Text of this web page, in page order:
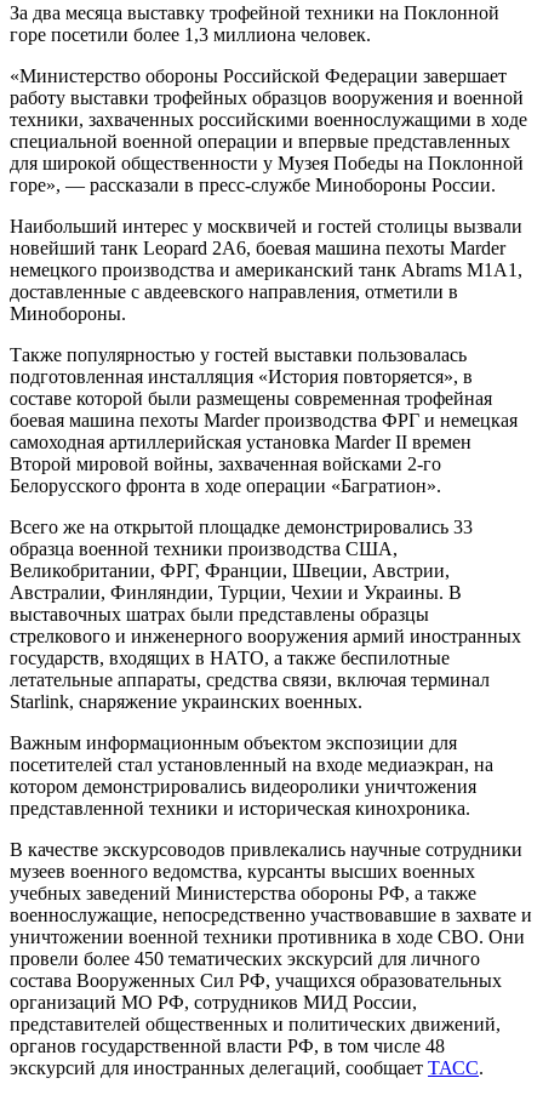
За два месяца выставку трофейной техники на Поклонной
горе посетили более 1,3 миллиона человек.
«Министерство обороны Российской Федерации завершает
работу выставки трофейных образцов вооружения и военной
техники, захваченных российскими военнослужащими в ходе
специальной военной операции и впервые представленных
для широкой общественности у Музея Победы на Поклонной
горе», — рассказали в пресс-службе Минобороны России.
Наибольший интерес у москвичей и гостей столицы вызвали
новейший танк Leopard 2А6, боевая машина пехоты Marder
немецкого производства и американский танк Abrams M1A1,
доставленные с авдеевского направления, отметили в
Минобороны.
Также популярностью у гостей выставки пользовалась
подготовленная инсталляция «История повторяется», в
составе которой были размещены современная трофейная
боевая машина пехоты Marder производства ФРГ и немецкая
самоходная артиллерийская установка Marder II времен
Второй мировой войны, захваченная войсками 2-го
Белорусского фронта в ходе операции «Багратион».
Всего же на открытой площадке демонстрировались 33
образца военной техники производства США,
Великобритании, ФРГ, Франции, Швеции, Австрии,
Австралии, Финляндии, Турции, Чехии и Украины. В
выставочных шатрах были представлены образцы
стрелкового и инженерного вооружения армий иностранных
государств, входящих в НАТО, а также беспилотные
летательные аппараты, средства связи, включая терминал
Starlink, снаряжение украинских военных.
Важным информационным объектом экспозиции для
посетителей стал установленный на входе медиаэкран, на
котором демонстрировались видеоролики уничтожения
представленной техники и историческая кинохроника.
В качестве экскурсоводов привлекались научные сотрудники
музеев военного ведомства, курсанты высших военных
учебных заведений Министерства обороны РФ, а также
военнослужащие, непосредственно участвовавшие в захвате и
уничтожении военной техники противника в ходе СВО. Они
провели более 450 тематических экскурсий для личного
состава Вооруженных Сил РФ, учащихся образовательных
организаций МО РФ, сотрудников МИД России,
представителей общественных и политических движений,
органов государственной власти РФ, в том числе 48
экскурсий для иностранных делегаций, сообщает ТАСС.